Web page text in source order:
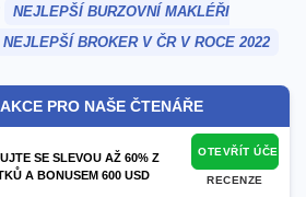
NEJLEPŠÍ BURZOVNÍ MAKLÉŘI
BROKER V ČR V ROCE 2022
PRO NAŠE ČTENÁŘE
SE SLEVOU AŽ 60% Z
A BONUSEM 600 USD
OTEVŘÍT ÚČET
RECENZE